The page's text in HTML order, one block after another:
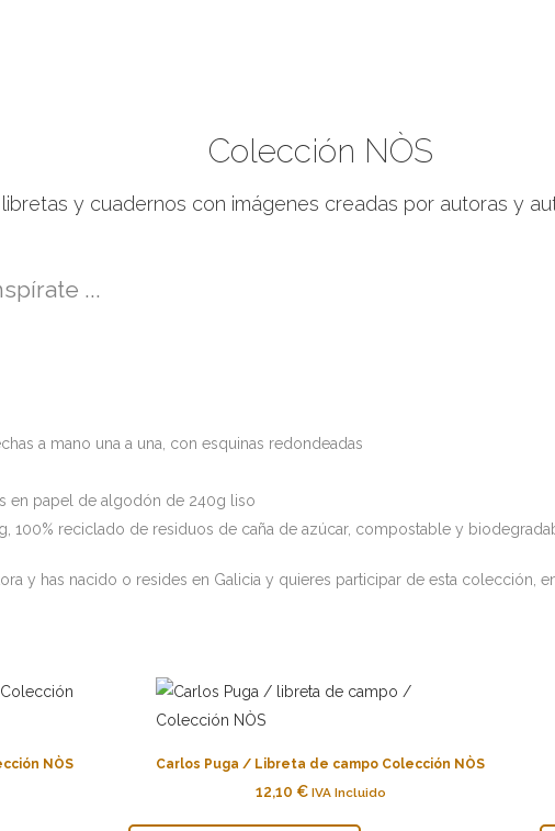
Colección NÒS
y cuadernos con imágenes creadas por autoras y
...
a mano una a una, con esquinas redondeadas
en papel de algodón de 240g liso
100% reciclado de residuos de caña de azúcar, compostable y
y has nacido o resides en Galicia y quieres participar de esta colección,
NÒS Carlos Puga / Libreta de campo Colección NÒS
12,10 € IVA Incluido